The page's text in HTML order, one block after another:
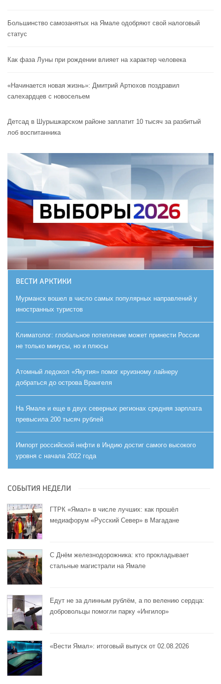
Большинство самозанятых на Ямале одобряют свой налоговый
статус
Как фаза Луны при рождении влияет на характер человека
«Начинается новая жизнь»: Дмитрий Артюхов поздравил
салехардцев с новосельем
Детсад в Шурышкарском районе заплатит 10 тысяч за разбитый
лоб воспитанника
ВЕСТИ АРКТИКИ
Мурманск вошел в число самых популярных направлений у
иностранных туристов
Климатолог: глобальное потепление может принести России
не только минусы, но и плюсы
Атомный ледокол «Якутия» помог круизному лайнеру
добраться до острова Врангеля
На Ямале и еще в двух северных регионах средняя зарплата
превысила 200 тысяч рублей
Импорт российской нефти в Индию достиг самого высокого
уровня с начала 2022 года
СОБЫТИЯ НЕДЕЛИ
ГТРК «Ямал» в числе лучших: как прошёл
медиафорум «Русский Север» в Магадане
С Днём железнодорожника: кто прокладывает
стальные магистрали на Ямале
Едут не за длинным рублём, а по велению сердца:
добровольцы помогли парку «Ингилор»
«Вести Ямал»: итоговый выпуск от 02.08.2026